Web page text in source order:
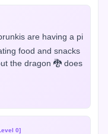
are having a pi
food and snacks
the dragon 🐉 does
0]